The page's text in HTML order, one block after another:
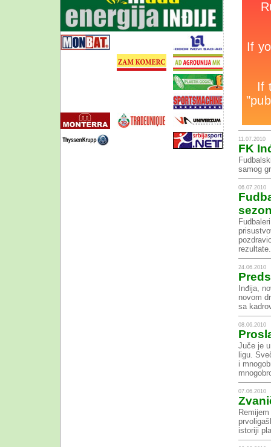
11.07.2010
FK
samog
06.07.2010
24.06.2010
Inđija,
novom
sa
08.06.2010
Juče je
ligu.
i
07.06.2010
istoriji